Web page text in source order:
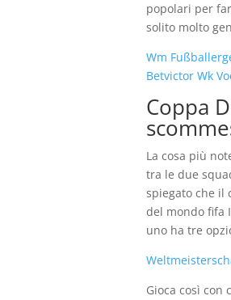
popolari per
solito molto
Wm
Betvictor Wk
Coppa
La cosa più
tra le due
spiegato che il
del mondo fifa
uno ha tre
Gioca così con